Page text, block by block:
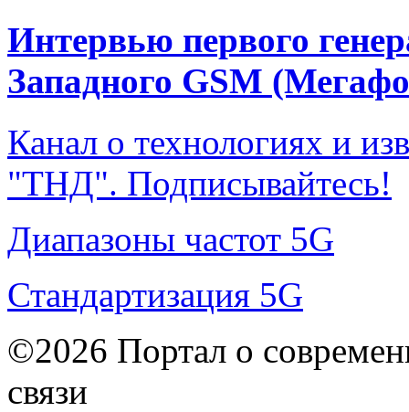
Интервью первого
Западного GSM
Канал о технологиях и
"ТНД". Подписывайтесь!
Диапазоны частот 5G
Стандартизация 5G
©2026 Портал о
связи